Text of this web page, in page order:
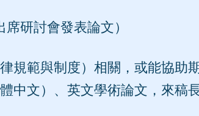
研討會發表論文）
規範與制度）相關，或能協助
文）、英文學術論文，來稿